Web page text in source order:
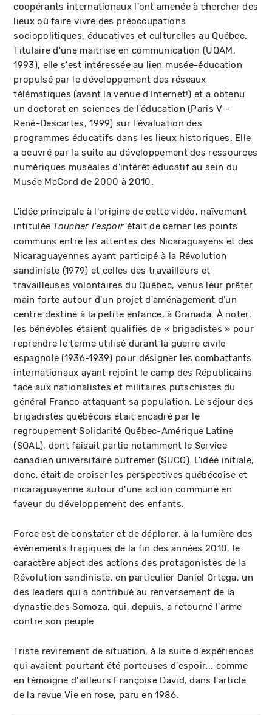
coopérants internationaux l'ont amenée à chercher des
lieux où faire vivre des préoccupations
sociopolitiques, éducatives et culturelles au Québec.
Titulaire d'une maitrise en communication (UQAM,
1993), elle s'est intéressée au lien musée-éducation
propulsé par le développement des réseaux
télématiques (avant la venue d'Internet!) et a obtenu
un doctorat en sciences de l'éducation (Paris V -
René-Descartes, 1999) sur l'évaluation des
programmes éducatifs dans les lieux historiques. Elle
a oeuvré par la suite au développement des ressources
numériques muséales d'intérêt éducatif au sein du
Musée McCord de 2000 à 2010.
L'idée principale à l'origine de cette vidéo, naïvement
intitulée Toucher l'espoir était de cerner les points
communs entre les attentes des Nicaraguayens et des
Nicaraguayennes ayant participé à la Révolution
sandiniste (1979) et celles des travailleurs et
travailleuses volontaires du Québec, venus leur prêter
main forte autour d'un projet d'aménagement d'un
centre destiné à la petite enfance, à Granada. À noter,
les bénévoles étaient qualifiés de « brigadistes » pour
reprendre le terme utilisé durant la guerre civile
espagnole (1936-1939) pour désigner les combattants
internationaux ayant rejoint le camp des Républicains
face aux nationalistes et militaires putschistes du
général Franco attaquant sa population. Le séjour des
brigadistes québécois était encadré par le
regroupement Solidarité Québec-Amérique Latine
(SQAL), dont faisait partie notamment le Service
canadien universitaire outremer (SUCO). L'idée initiale,
donc, était de croiser les perspectives québécoise et
nicaraguayenne autour d'une action commune en
faveur du développement des enfants.
Force est de constater et de déplorer, à la lumière des
événements tragiques de la fin des années 2010, le
caractère abject des actions des protagonistes de la
Révolution sandiniste, en particulier Daniel Ortega, un
des leaders qui a contribué au renversement de la
dynastie des Somoza, qui, depuis, a retourné l'arme
contre son peuple.
Triste revirement de situation, à la suite d'expériences
qui avaient pourtant été porteuses d'espoir... comme
en témoigne d'ailleurs Françoise David, dans l'article
de la revue Vie en rose, paru en 1986.